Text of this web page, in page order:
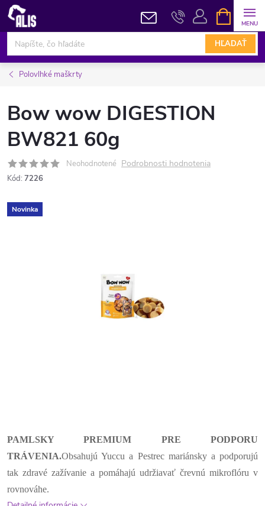
Prejsť
obsah
HĽADAŤ
KOŠÍK
Polovlhké maškrty
Bow wow DIGESTION
BW821 60g
Neohodnotené Podrobnosti hodnotenia
Kód: 7226
Novinka
PAMLSKY PREMIUM PRE PODPORU
TRÁVENIA.Obsahujú Yuccu a Pestrec mariánsky a podporujú
tak zdravé zažívanie a pomáhajú udržiavať črevnú mikroflóru v
rovnováhe.